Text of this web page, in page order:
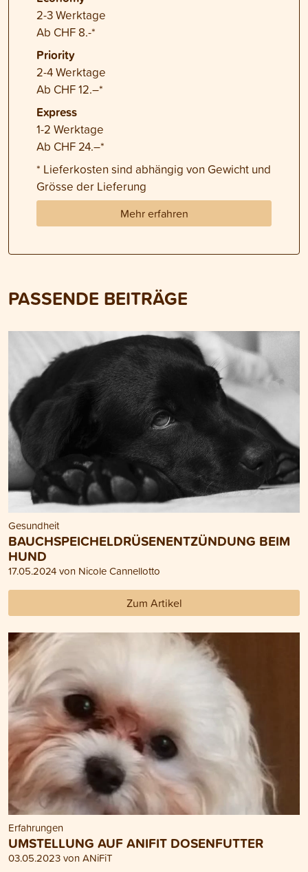
2-3 Werktage
Ab CHF 8.-*
Priority
2-4 Werktage
Ab CHF 12.–*
Express
1-2 Werktage
Ab CHF 24.–*
* Lieferkosten sind abhängig von Gewicht und
Grösse der Lieferung
Mehr erfahren
PASSENDE BEITRÄGE
Gesundheit
BAUCHSPEICHELDRÜSENENTZÜNDUNG BEIM
HUND
17.05.2024 von Nicole Cannellotto
Zum Artikel
Erfahrungen
UMSTELLUNG AUF ANIFIT DOSENFUTTER
03.05.2023 von ANiFiT